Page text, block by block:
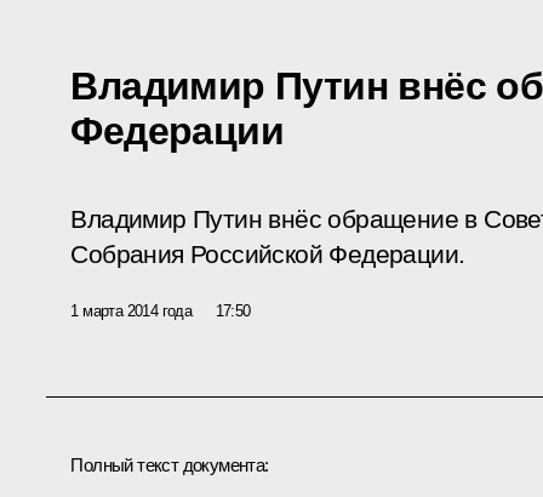
Владимир Путин внёс
Федерации
Владимир Путин внёс обращение в
Собрания Российской Федерации.
1 марта 2014 года 17:50
Полный текст документа: